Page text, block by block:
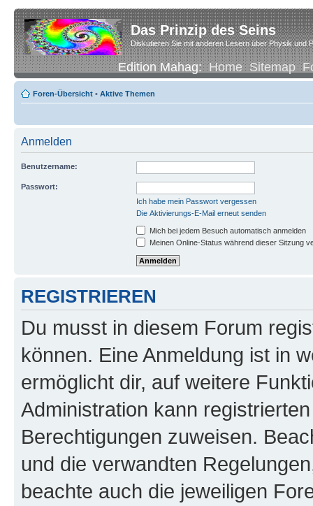
Das Prinzip des Seins
Diskutieren Sie mit anderen Lesern über Physik und
Edition Mahag:Home Sitemap
Foren-Übersicht • Aktive Themen
Anmelden
Benutzername:
Passwort:
Ich habe mein Passwort vergessen
Die Aktivierungs-E-Mail erneut senden
Mich bei jedem Besuch automatisch anmelden
Meinen Online-Status während dieser Sitzung
REGISTRIEREN
Du musst in diesem Forum
können. Eine Anmeldung ist in
ermöglicht dir, auf weitere
Administration kann
Berechtigungen zuweisen.
und die verwandten
beachte auch die jeweiligen